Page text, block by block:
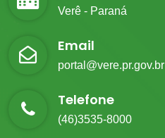
Verê - Paraná
Email
portal@vere.pr.gov.br
Telefone
(46)3535-8000